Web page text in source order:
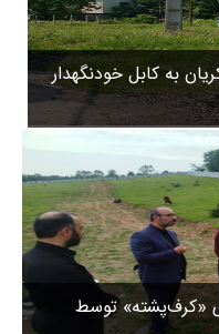
به کابل خودنگهدار
«کرف‌پشته» توسط